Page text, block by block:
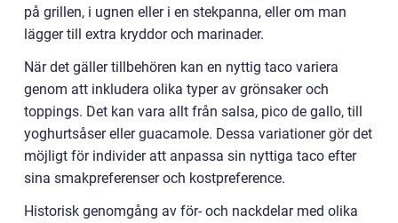
på grillen, i ugnen eller i en stekpanna, eller om man
lägger till extra kryddor och marinader.
När det gäller tillbehören kan en nyttig taco variera
genom att inkludera olika typer av grönsaker och
toppings. Det kan vara allt från salsa, pico de gallo, till
yoghurtsåser eller guacamole. Dessa variationer gör det
möjligt för individer att anpassa sin nyttiga taco efter
sina smakpreferenser och kostpreference.
Historisk genomgång av för- och nackdelar med olika